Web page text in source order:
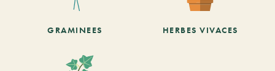
GRAMINEES HERBES VIVACES